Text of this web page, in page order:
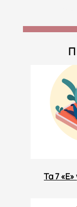
Τα 7 «Ε»